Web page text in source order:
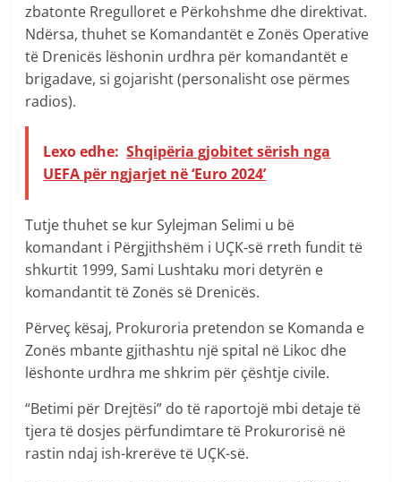
zbatonte Rregulloret e Përkohshme dhe direktivat.
Ndërsa, thuhet se Komandantët e Zonës Operative
të Drenicës lëshonin urdhra për komandantët e
brigadave, si gojarisht (personalisht ose përmes
radios).
Lexo edhe: Shqipëria gjobitet sërish nga
UEFA për ngjarjet në ‘Euro 2024’
Tutje thuhet se kur Sylejman Selimi u bë
komandant i Përgjithshëm i UÇK-së rreth fundit të
shkurtit 1999, Sami Lushtaku mori detyrën e
komandantit të Zonës së Drenicës.
Përveç kësaj, Prokuroria pretendon se Komanda e
Zonës mbante gjithashtu një spital në Likoc dhe
lëshonte urdhra me shkrim për çështje civile.
“Betimi për Drejtësi” do të raportojë mbi detaje të
tjera të dosjes përfundimtare të Prokurorisë në
rastin ndaj ish-krerëve të UÇK-së.